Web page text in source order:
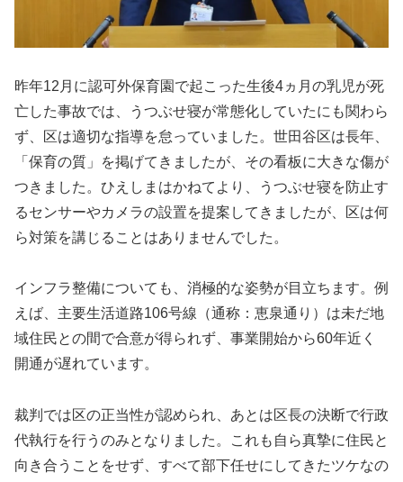
昨年12月に認可外保育園で起こった生後4ヵ月の乳児が死
亡した事故では、うつぶせ寝が常態化していたにも関わら
ず、区は適切な指導を怠っていました。世田谷区は長年、
「保育の質」を掲げてきましたが、その看板に大きな傷が
つきました。ひえしまはかねてより、うつぶせ寝を防止す
るセンサーやカメラの設置を提案してきましたが、区は何
ら対策を講じることはありませんでした。
インフラ整備についても、消極的な姿勢が目立ちます。例
えば、主要生活道路106号線（通称：恵泉通り）は未だ地
域住民との間で合意が得られず、事業開始から60年近く
開通が遅れています。
裁判では区の正当性が認められ、あとは区長の決断で行政
代執行を行うのみとなりました。これも自ら真摯に住民と
向き合うことをせず、すべて部下任せにしてきたツケなの